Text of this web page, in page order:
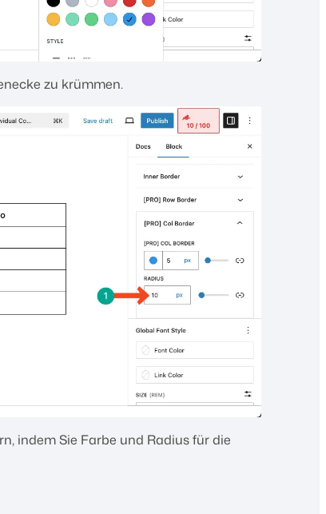
zu krümmen.
indem Sie Farbe und Radius für die